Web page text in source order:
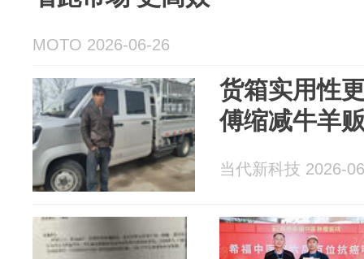
MOTO 2026-06-26
货箱实用性
傅缩减牛羊
当代新科技 2026-